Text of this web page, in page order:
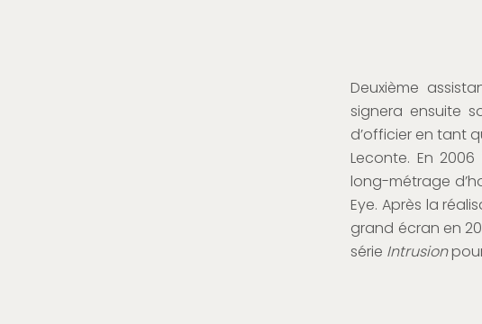
Deuxième
signera ensuite
d’officier en tant
Leconte. En
long-métrage
Eye. Après la
grand écran en
série Intrusion